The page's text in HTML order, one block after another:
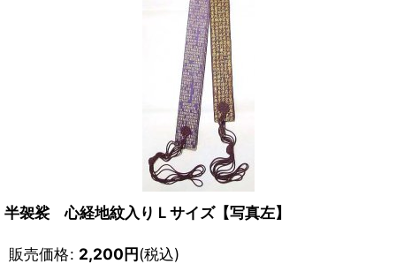
半袈裟 心経地紋入りＬサイズ【写真左】
販売価格: 2,200円(税込)